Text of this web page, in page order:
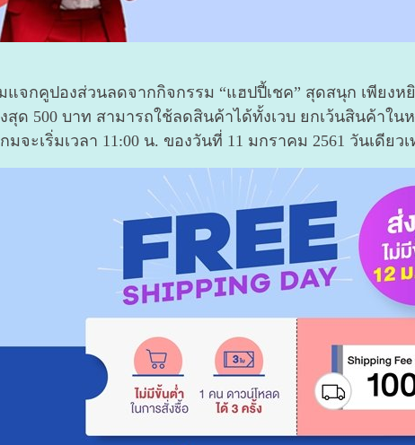
มแจกคูปองส่วนลดจากกิจกรรม “แฮปปี้เชค” สุดสนุก เพียง
ด 500 บาท สามารถใช้ลดสินค้าได้ทั้งเวบ ยกเว้นสินค้าใน
จะเริ่มเวลา 11:00 น. ของวันที่ 11 มกราคม 2561 วันเดีย